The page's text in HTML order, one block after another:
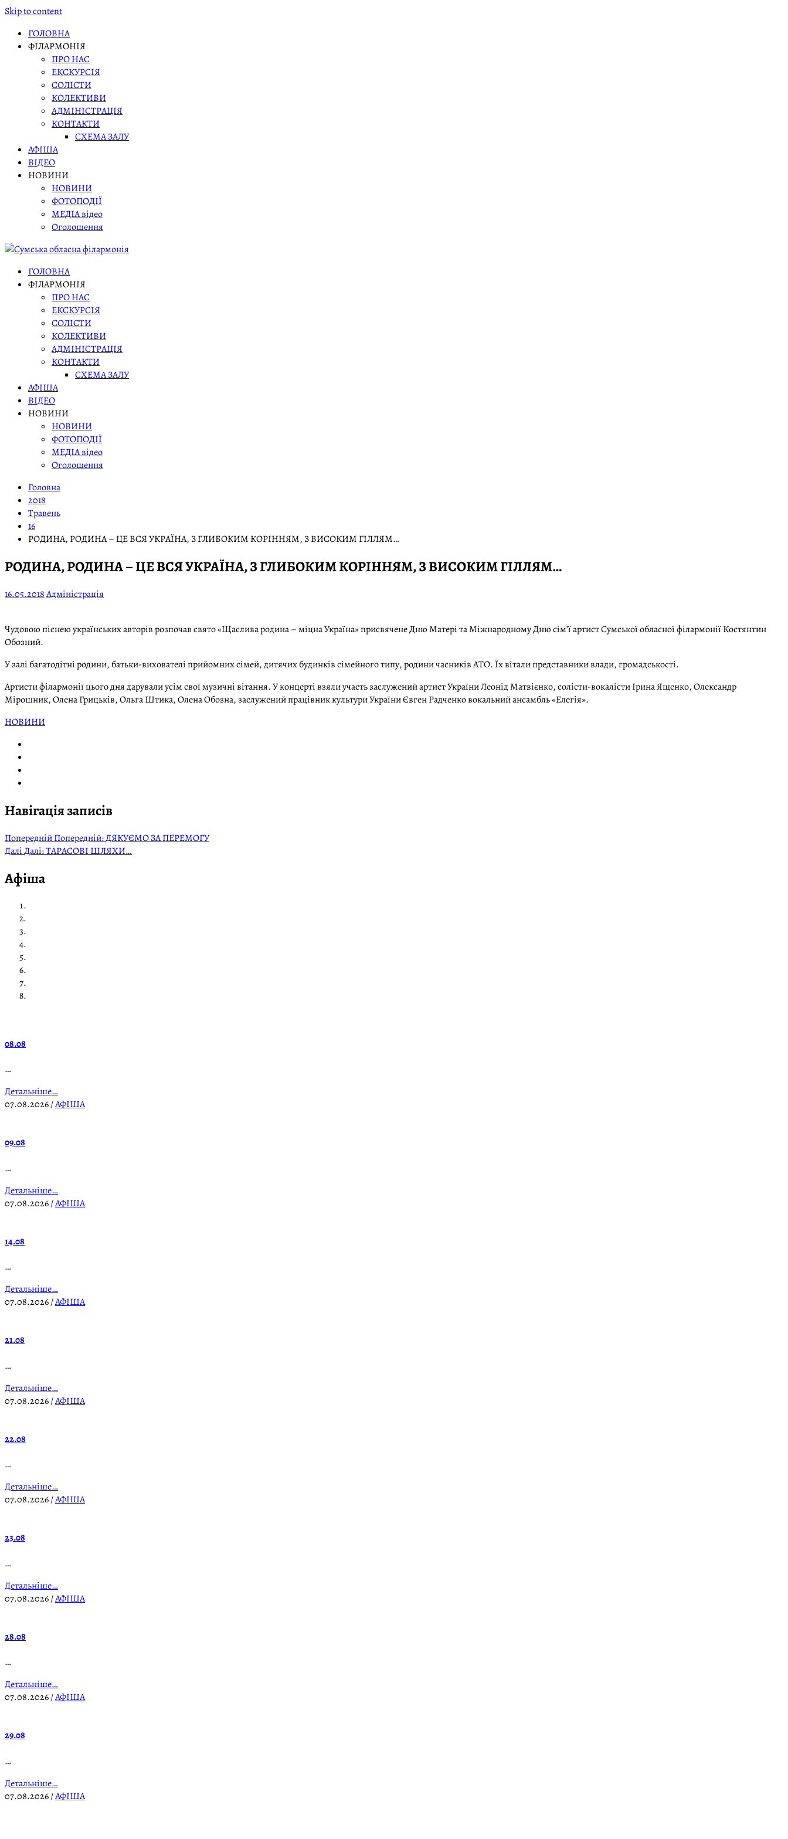
Skip to content
ГОЛОВНА
ФІЛАРМОНІЯ
ПРО НАС
ЕКСКУРСІЯ
СОЛІСТИ
КОЛЕКТИВИ
АДМІНІСТРАЦІЯ
КОНТАКТИ
СХЕМА ЗАЛУ
АФІША
ВІДЕО
НОВИНИ
НОВИНИ
ФОТОПОДІЇ
МЕДІА відео
Оголошення
ГОЛОВНА
ФІЛАРМОНІЯ
ПРО НАС
ЕКСКУРСІЯ
СОЛІСТИ
КОЛЕКТИВИ
АДМІНІСТРАЦІЯ
КОНТАКТИ
СХЕМА ЗАЛУ
АФІША
ВІДЕО
НОВИНИ
НОВИНИ
ФОТОПОДІЇ
МЕДІА відео
Оголошення
Головна
2018
Травень
16
РОДИНА, РОДИНА – ЦЕ ВСЯ УКРАЇНА, З ГЛИБОКИМ КОРІННЯМ, З ВИСОКИМ ГІЛЛЯМ…
РОДИНА, РОДИНА – ЦЕ ВСЯ УКРАЇНА, З ГЛИБОКИМ КОРІННЯМ, З ВИСОКИМ ГІЛЛЯМ…
16.05.2018Адміністрація
Чудовою піснею українських авторів розпочав свято «Щаслива родина – міцна Україна» присвячене Дню Матері та Міжнародному Дню сім’ї артист Сумської обласної філармонії Костянтин
Обозний.
У залі багатодітні родини, батьки-вихователі прийомних сімей, дитячих будинків сімейного типу, родини часників АТО. Їх вітали представники влади, громадськості.
Артисти філармонії цього дня дарували усім свої музичні вітання. У концерті взяли участь заслужений артист України Леонід Матвієнко, солісти-вокалісти Ірина Ященко, Олександр
Мірошник, Олена Грицьків, Ольга Штика, Олена Обозна, заслужений працівник культури України Євген Радченко вокальний ансамбль «Елегія».
НОВИНИ
Навігація записів
ПопереднійПопередній:ДЯКУЄМО ЗА ПЕРЕМОГУ
ДаліДалі:ТАРАСОВІ ШЛЯХИ…
Афіша
08.08
…
Детальніше…
07.08.2026/АФІША
09.08
…
Детальніше…
07.08.2026/АФІША
14.08
…
Детальніше…
07.08.2026/АФІША
21.08
…
Детальніше…
07.08.2026/АФІША
22.08
…
Детальніше…
07.08.2026/АФІША
23.08
…
Детальніше…
07.08.2026/АФІША
28.08
…
Детальніше…
07.08.2026/АФІША
29.08
…
Детальніше…
07.08.2026/АФІША